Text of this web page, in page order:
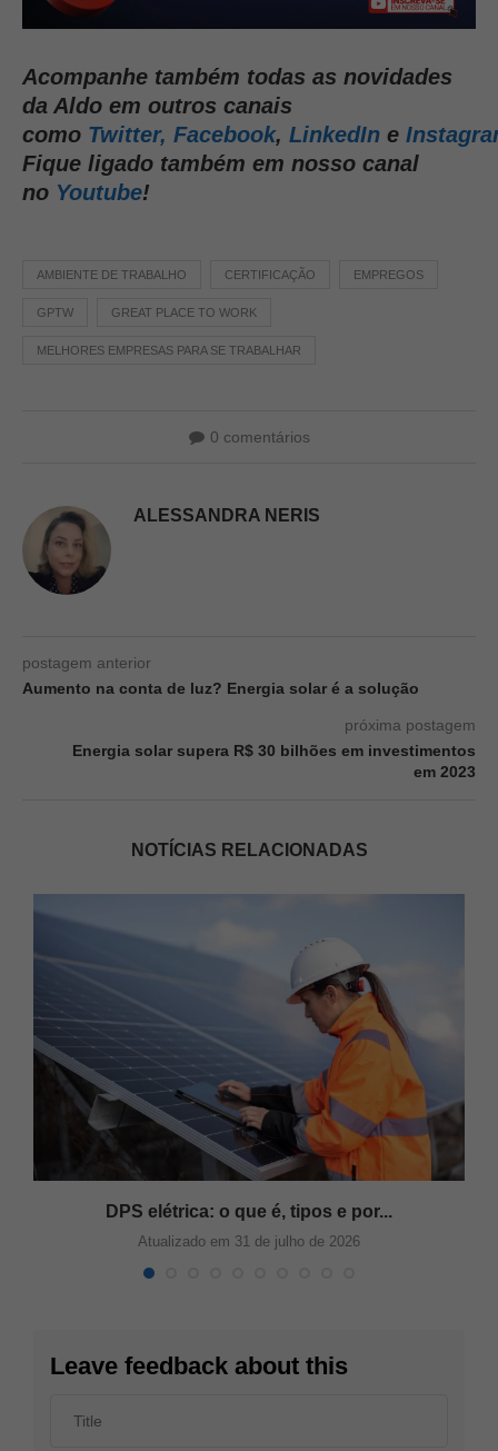
Acompanhe também todas as novidades
da Aldo em outros canais
como Twitter, Facebook, LinkedIn e
Fique ligado também em nosso canal
no Youtube!
AMBIENTE DE TRABALHO CERTIFICAÇÃO EMPREGOS
GPTW GREAT PLACE TO WORK
MELHORES EMPRESAS PARA SE TRABALHAR
0 comentários
ALESSANDRA NERIS
postagem anterior
Aumento na conta de luz? Energia solar é a solução
próxima postagem
Energia solar supera R$ 30 bilhões em investimentos
em 2023
NOTÍCIAS RELACIONADAS
DPS elétrica: o que é, tipos e por...
Atualizado em 31 de julho de 2026
Leave feedback about this